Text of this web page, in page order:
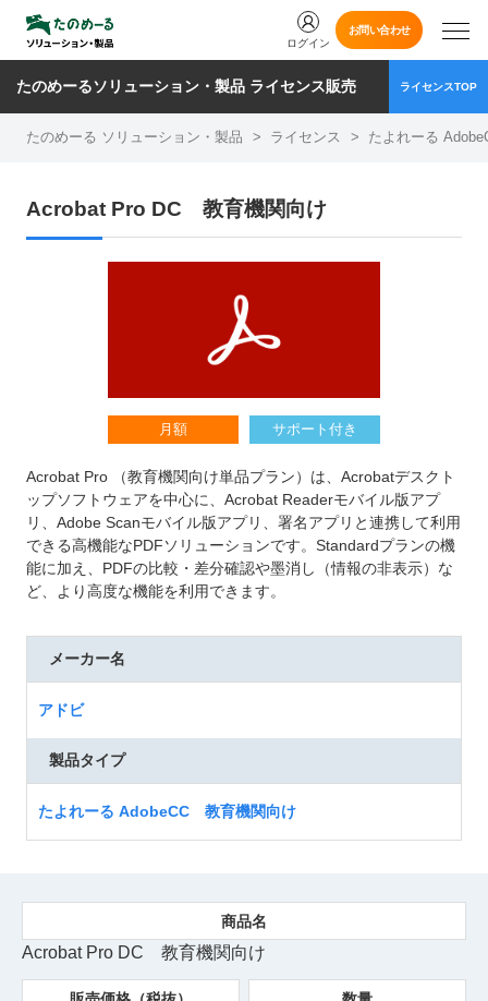
ログイン
お問い合わせ
たのめーるソリューション・製品 ライセンス販売 ライセンスTOP
たのめーる ソリューション・製品 > ライセンス > たよれーる
Acrobat Pro DC 教育機関向け
月額 サポート付き
Acrobat Pro （教育機関向け単品プラン）は、Acrobatデスクト
ップソフトウェアを中心に、Acrobat Readerモバイル版アプ
リ、Adobe Scanモバイル版アプリ、署名アプリと連携して利用
できる高機能なPDFソリューションです。Standardプランの機
能に加え、PDFの比較・差分確認や墨消し（情報の非表示）な
ど、より高度な機能を利用できます。
メーカー名
アドビ
製品タイプ
たよれーる AdobeCC 教育機関向け
Acrobat Pro DC 教育機関向け